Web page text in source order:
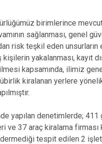
birimlerince
sağlanması, genel
risk teşkil eden
kişilerin yakalanması, kayıt
kapsamında, ilimiz
kiralanan yerlere
yapılan denetimlerde; 411
ve 37 araç kiralama
tespit edilen 2